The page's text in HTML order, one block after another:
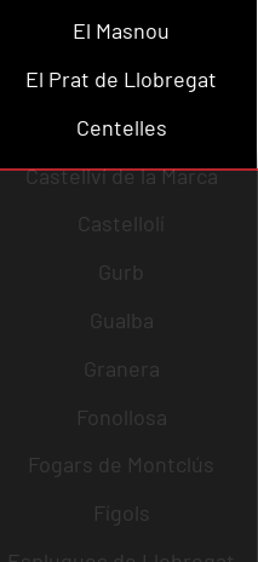
El Masnou
El Prat de Llobregat
Centelles
Castellví de la Marca
Castellolí
Gurb
Gualba
Granera
Fonollosa
Fogars de Montclús
Fígols